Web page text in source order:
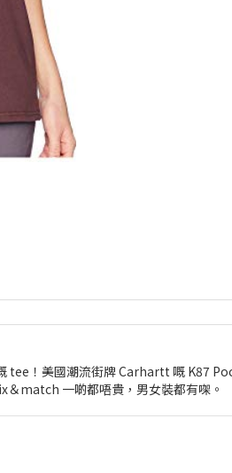
tee！美國潮流街牌 Carhartt 嘅 K87
＆match 一啲都唔貴，男女裝都有㗎。